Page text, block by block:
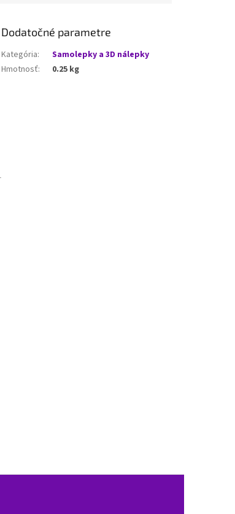
Dodatočné parametre
Kategória:
Samolepky a 3D nálepky
Hmotnosť: 0.25 kg